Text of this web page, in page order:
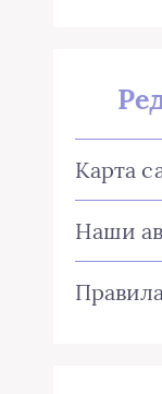
Карта
Наши
Правила